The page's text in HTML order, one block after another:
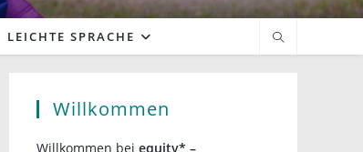
LEICHTE SPRACHE
Willkommen
Willkommen bei equity* –